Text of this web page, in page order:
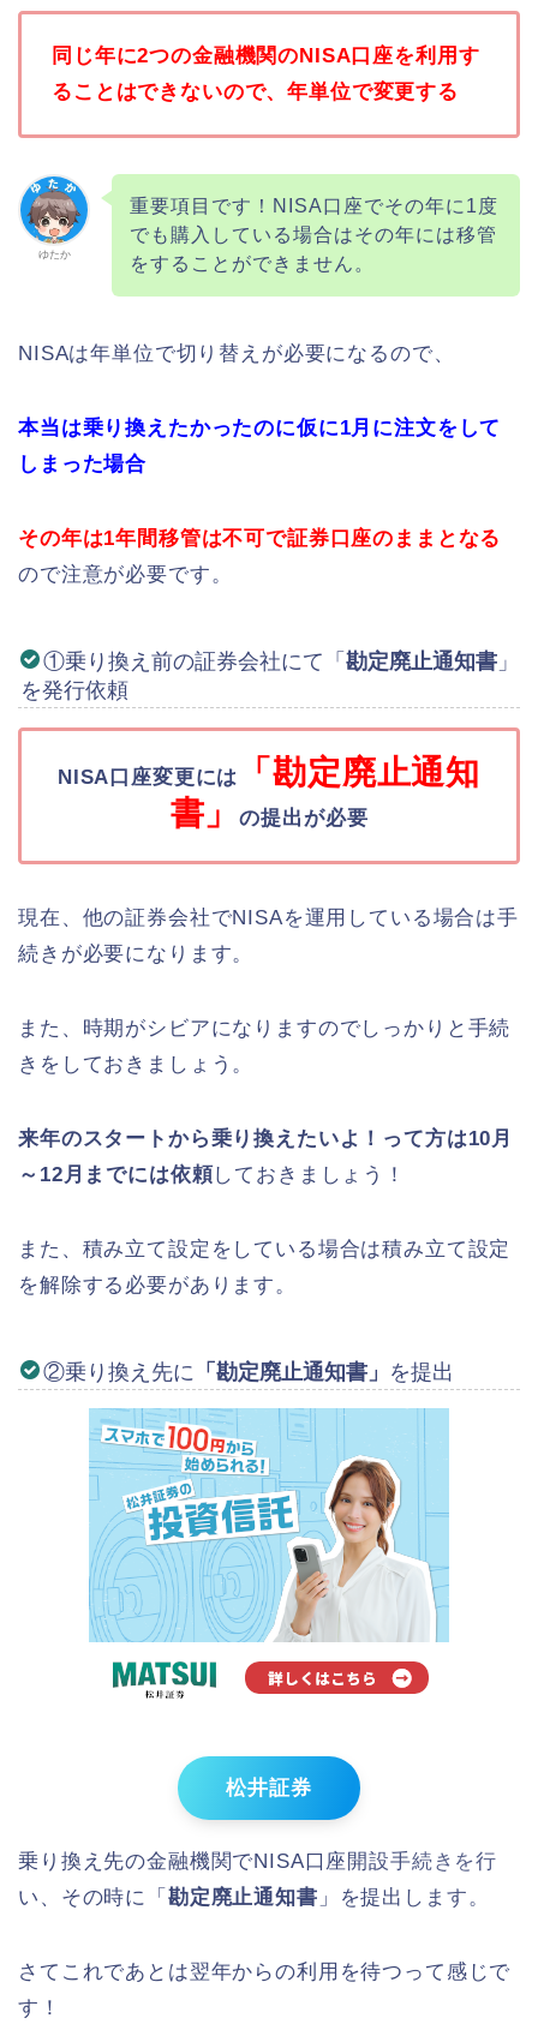
同じ年に2つの金融機関のNISA口座を利用す
ることはできないので、年単位で変更する
ゆたか
重要項目です！NISA口座でその年に1度
でも購入している場合はその年には移管
をすることができません。
NISAは年単位で切り替えが必要になるので、
本当は乗り換えたかったのに仮に1月に注文をして
しまった場合
その年は1年間移管は不可で証券口座のままとなる
ので注意が必要です。
①乗り換え前の証券会社にて「 勘定廃止通知書 」
を発行依頼
NISA口座変更には
「勘定廃止通知
書」の提出が必要
現在、他の証券会社でNISAを運用している場合は手
続きが必要になります。
また、時期がシビアになりますのでしっかりと手続
きをしておきましょう。
来年のスタートから乗り換えたいよ！って方は10月
～12月までには依頼しておきましょう！
また、積み立て設定をしている場合は積み立て設定
を解除する必要があります。
②乗り換え先に 「勘定廃止通知書」 を提出
松井証券
乗り換え先の金融機関でNISA口座開設手続きを行
い、その時に「 勘定廃止通知書 」を提出します。
さてこれであとは翌年からの利用を待つって感じで
す！